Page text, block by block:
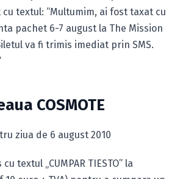
textul: “Multumim, ai fost taxat cu
pachet 6-7 august la The Mission
va fi trimis imediat prin SMS.
COSMOTE
ziua de 6 august 2010
textul „CUMPAR TIESTO” la